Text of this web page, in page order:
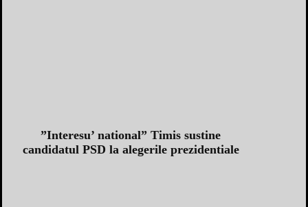
”Interesu’ national” Timis sustine
candidatul PSD la alegerile prezidentiale